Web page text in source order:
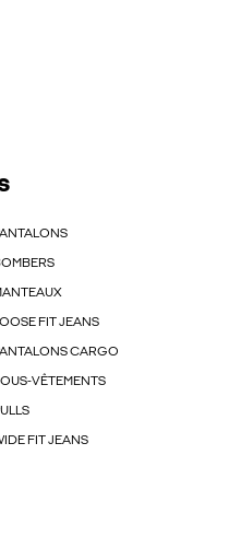
FIT JEANS
CARGO
VÊTEMENTS
FIT JEANS